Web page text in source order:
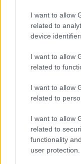
I want to allow
related to
device
I want to allow
related to
I want to allow
related to
I want to allow
related to
functionality
user protection.
Kodi Smit-
szerepre termett
soványságával
adja vissza a
világban
fantáziával
dacára
Grace Moretz
lehengerlően
látszó, ám
ragadozóként
mert bizonyos